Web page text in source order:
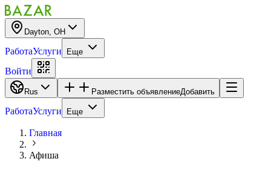
Dayton, OH
РаботаУслуги Еще
Войти
Rus Разместить объявлениеДобавить
РаботаУслуги Еще
Главная
Афиша